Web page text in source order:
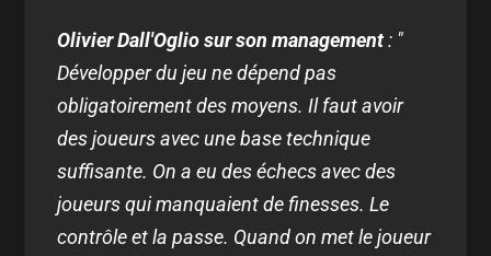
Olivier Dall'Oglio sur son management: "
Développer du jeu ne dépend pas
obligatoirement des moyens. Il faut avoir
des joueurs avec une base technique
suffisante. On a eu des échecs avec des
joueurs qui manquaient de finesses. Le
contrôle et la passe. Quand on met le joueur